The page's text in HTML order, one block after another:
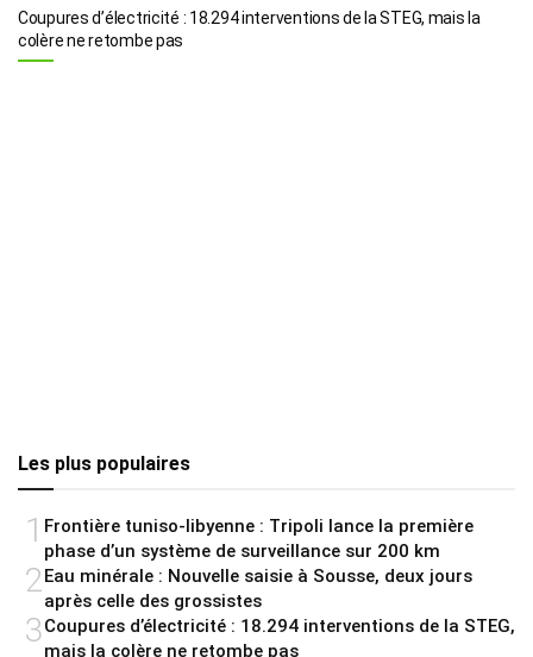
Coupures d’électricité : 18.294 interventions de la STEG, mais la
colère ne retombe pas
Les plus populaires
1 Frontière tuniso-libyenne : Tripoli lance la première
phase d’un système de surveillance sur 200 km
2Eau minérale : Nouvelle saisie à Sousse, deux jours
après celle des grossistes
3Coupures d’électricité : 18.294 interventions de la STEG,
mais la colère ne retombe pas